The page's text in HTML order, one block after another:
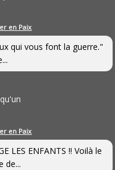
en Paix
qui vous font la guerre."
en Paix
LES ENFANTS !! Voilà le
de...